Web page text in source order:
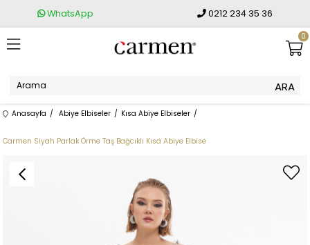
WhatsApp 0212 234 35 36
0
Anasayfa Abiye Elbiseler Kısa Abiye Elbiseler
Carmen Siyah Parlak Örme Taş Bağcıklı Kısa Abiye Elbise